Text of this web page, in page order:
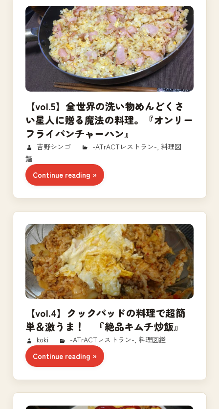
【vol.5】全世界の洗い物めんどくさ
い星人に贈る魔法の料理。『オンリー
フライパンチャーハン』
2018/03/25
吉野シンゴ -ATrACTレストラン- 料理図
鑑
Continue reading
【vol.4】クックパッドの料理で超簡
単＆激うま！ 『絶品キムチ炒飯』
2018/03/02
koki -ATrACTレストラン-, 料理図鑑
Continue reading